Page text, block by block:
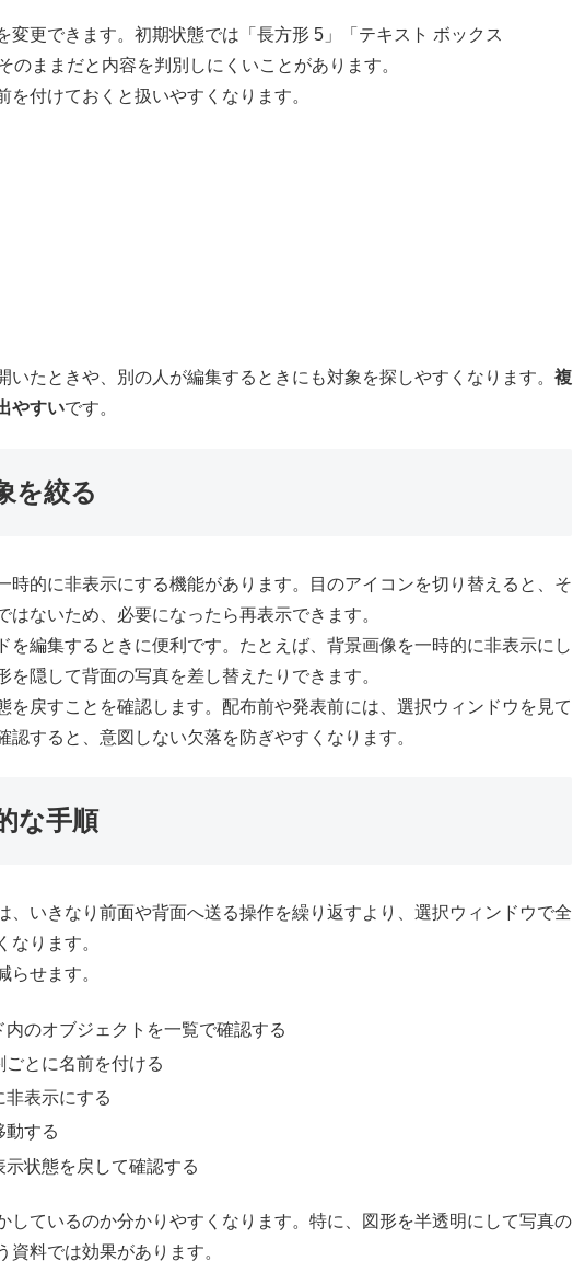
変更できます。初期状態では「長方形 5」「テキスト ボックス
のままだと内容を判別しにくいことがあります。
付けておくと扱いやすくなります。
たときや、別の人が編集するときにも対象を探しやすくなります。 複
やすいです。
を絞る
時的に非表示にする機能があります。目のアイコンを切り替えると、そ
ないため、必要になったら再表示できます。
を編集するときに便利です。たとえば、背景画像を一時的に非表示にし
隠して背面の写真を差し替えたりできます。
を戻すことを確認します。配布前や発表前には、選択ウィンドウを見て
すると、意図しない欠落を防ぎやすくなります。
な手順
、いきなり前面や背面へ送る操作を繰り返すより、選択ウィンドウで全
ります。
らせます。
のオブジェクトを一覧で確認する
とに名前を付ける
表示にする
動する
状態を戻して確認する
しているのか分かりやすくなります。特に、図形を半透明にして写真の
資料では効果があります。